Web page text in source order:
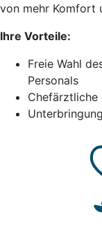
von mehr Komfort
Ihre Vorteile:
Freie Wahl
Personals
Chefärztliche